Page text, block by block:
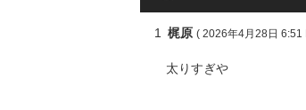
1 梶原 ( 2026年4月28日 6:51
太りすぎや